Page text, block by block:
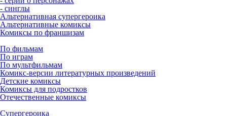
- синглы
Альтернативная супергероика
Альтернативные комиксы
Комиксы по франшизам
По фильмам
По играм
По мультфильмам
Комикс-версии литературных произведений
Детские комиксы
Комиксы для подростков
Отечественные комиксы
Супергероика